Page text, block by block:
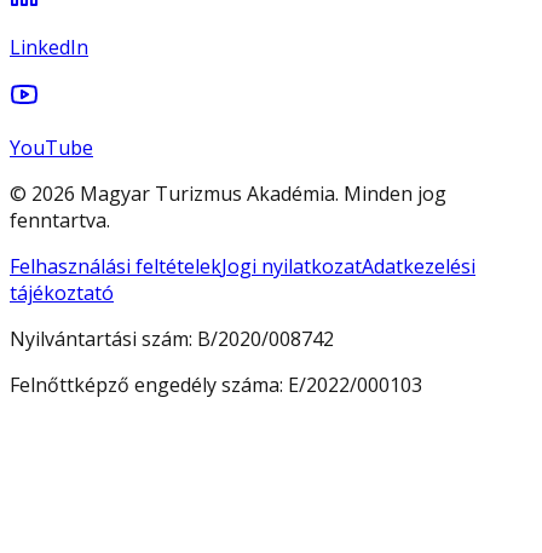
LinkedIn
YouTube
© 2026 Magyar Turizmus Akadémia. Minden jog
fenntartva.
Felhasználási feltételekJogi nyilatkozatAdatkezelési
tájékoztató
Nyilvántartási szám: B/2020/008742
Felnőttképző engedély száma: E/2022/000103